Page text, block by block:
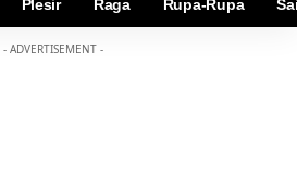
Plesir Raga Rupa-Rupa
- ADVERTISEMENT -